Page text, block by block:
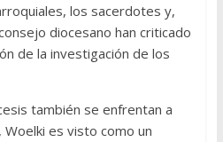
los sacerdotes y,
diocesano han criticado
de la investigación de los
también se enfrentan a
es visto como un